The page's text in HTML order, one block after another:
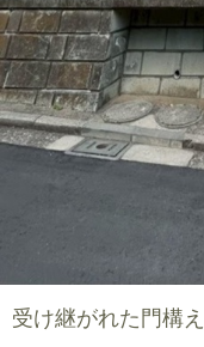
受け継がれた門構